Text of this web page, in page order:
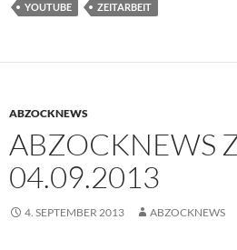
YOUTUBE
ZEITARBEIT
ABZOCKNEWS
ABZOCKNEWS
04.09.2013
4. SEPTEMBER 2013 ABZOCKNEWS